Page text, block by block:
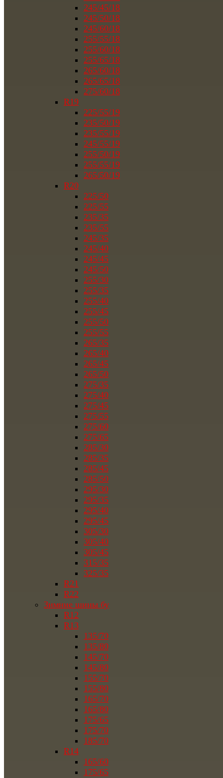
245/45/18
245/50/18
245/60/18
255/55/18
255/60/18
255/65/18
265/60/18
265/65/18
275/60/18
R19
225/55/19
235/50/19
235/55/19
245/55/19
255/50/19
255/55/19
265/50/19
R20
225/50
225/55
235/35
235/55
245/35
245/40
245/45
245/50
255/30
255/35
255/40
255/45
255/50
255/55
265/35
265/40
265/45
265/50
275/35
275/40
275/45
275/55
275/60
275/65
285/30
285/35
285/45
285/50
295/30
295/35
295/40
295/45
305/30
305/40
305/45
315/35
325/35
R21
R22
Зимние шины бу
R12
R13
135/70
135/80
145/70
145/80
155/70
155/80
165/70
165/80
175/65
175/70
185/70
R14
165/60
175/65